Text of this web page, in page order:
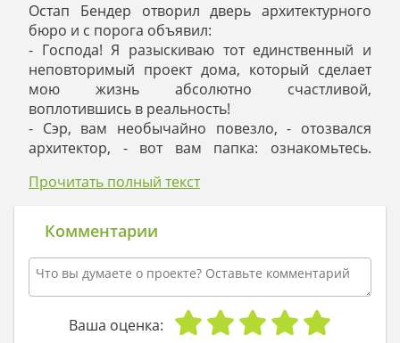
Остап Бендер отворил дверь архитектурного
бюро и с порога объявил:
- Господа! Я разыскиваю тот единственный и
неповторимый проект дома, который сделает
мою жизнь абсолютно счастливой,
воплотившись в реальность!
- Сэр, вам необычайно повезло, - отозвался
архитектор, - вот вам папка: ознакомьтесь.
жилыми комнатами и гостиной, а еще вы
- Выглядит интересно, - ответил Остап. – А где я
смогу хранить коллекцию моих стульев в
количестве двенадцати штук?
- Поскольку в доме четыре жилые комнаты,
полагаю, вы можете поставить по три стула в
каждую из них. Ведь в столовой все двенадцать
Прочитать полный текст
Комментарии
Ваша оценка: